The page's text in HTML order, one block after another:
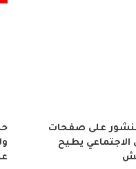
على صفحات
الاجتماعي يطيح